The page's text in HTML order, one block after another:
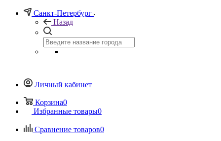
Санкт-Петербург
Назад
Личный кабинет
Корзина0
Избранные товары0
Сравнение товаров0